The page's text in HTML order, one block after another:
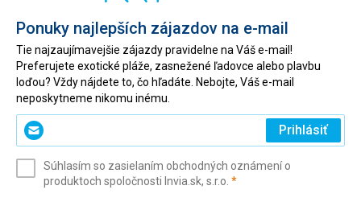
Ponuky najlepších zájazdov na e-mail
Tie najzaujímavejšie zájazdy pravidelne na Váš e-mail!
Preferujete exotické pláže, zasnežené ľadovce alebo plavbu
loďou? Vždy nájdete to, čo hľadáte. Nebojte, Váš e-mail
neposkytneme nikomu inému.
Zadajte
svoj
(povinné)
Prihlásiť
Súhlasím so zasielaním obchodných oznámení o
produktoch spoločnosti Invia.sk, s.r.o. *(povinné)